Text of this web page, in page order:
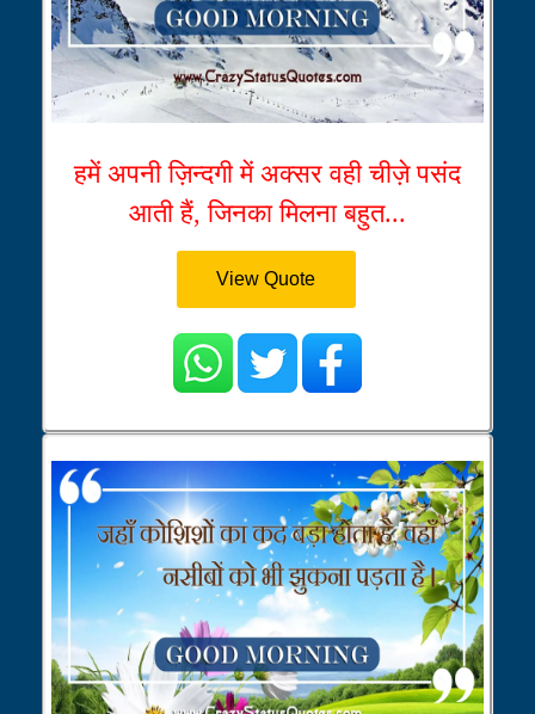
हमें अपनी ज़िन्दगी में अक्सर वही चीज़े पसंद
आती हैं, जिनका मिलना बहुत...
View Quote